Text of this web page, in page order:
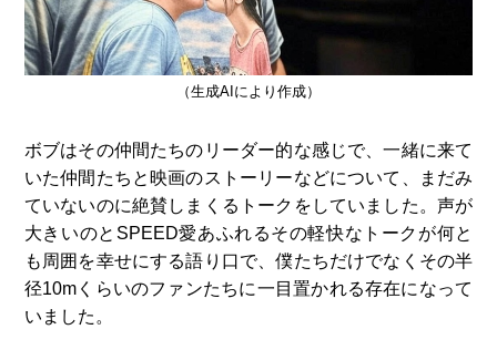
（生成AIにより作成）
ボブはその仲間たちのリーダー的な感じで、一緒に来て
いた仲間たちと映画のストーリーなどについて、まだみ
ていないのに絶賛しまくるトークをしていました。声が
大きいのとSPEED愛あふれるその軽快なトークが何と
も周囲を幸せにする語り口で、僕たちだけでなくその半
径10mくらいのファンたちに一目置かれる存在になって
いました。